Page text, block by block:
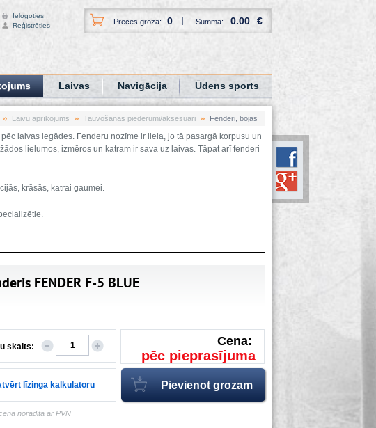
Ielogoties
Reģistrēties
Preces grozā: 0 Summa: 0.00 €
Laivas Navigācija Ūdens sports
Laivu aprīkojums Tauvošanas piederumi/aksesuāri Fenderi, bojas
laivas iegādes. Fenderu nozīme ir liela, jo tā pasargā korpusu un
lielumos, izmēros un katram ir sava uz laivas. Tāpat arī fenderi
krāsās, katrai gaumei.
FENDER F-5 BLUE
skaits: Cena:
pēc pieprasījuma
līzinga kalkulatoru
norādīta ar PVN